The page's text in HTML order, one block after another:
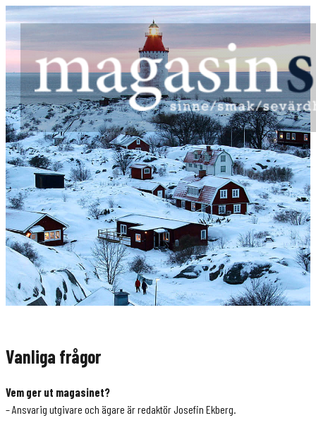
Vanliga frågor
Vem ger ut magasinet?
– Ansvarig utgivare och ägare är redaktör Josefin Ekberg.